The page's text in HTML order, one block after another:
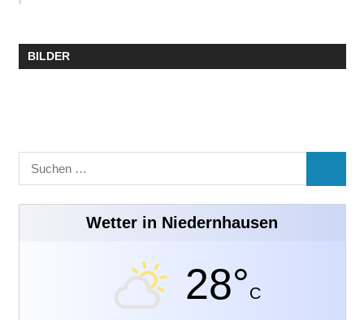
BILDER
Suchen
nach:
Wetter in Niedernhausen
28°C